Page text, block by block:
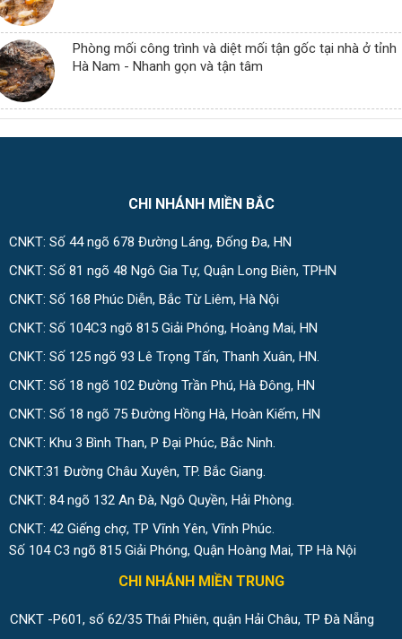
Phòng mối công trình và diệt mối tận gốc tại nhà ở tỉnh
Hà Nam - Nhanh gọn và tận tâm
CHI NHÁNH MIỀN BẮC
CNKT: Số 44 ngõ 678 Đường Láng, Đống Đa, HN
CNKT: Số 81 ngõ 48 Ngô Gia Tự, Quận Long Biên, TPHN
CNKT: Số 168 Phúc Diễn, Bắc Từ Liêm, Hà Nội
CNKT: Số 104C3 ngõ 815 Giải Phóng, Hoàng Mai, HN
CNKT: Số 125 ngõ 93 Lê Trọng Tấn, Thanh Xuân, HN.
CNKT: Số 18 ngõ 102 Đường Trần Phú, Hà Đông, HN
CNKT: Số 18 ngõ 75 Đường Hồng Hà, Hoàn Kiếm, HN
CNKT: Khu 3 Bình Than, P Đại Phúc, Bắc Ninh.
CNKT:31 Đường Châu Xuyên, TP. Bắc Giang.
CNKT: 84 ngõ 132 An Đà, Ngô Quyền, Hải Phòng.
CNKT: 42 Giếng chợ, TP Vĩnh Yên, Vĩnh Phúc.
Số 104 C3 ngõ 815 Giải Phóng, Quận Hoàng Mai, TP Hà Nội
CHI NHÁNH MIỀN TRUNG
CNKT -P601, số 62/35 Thái Phiên, quận Hải Châu, TP Đà Nẵng